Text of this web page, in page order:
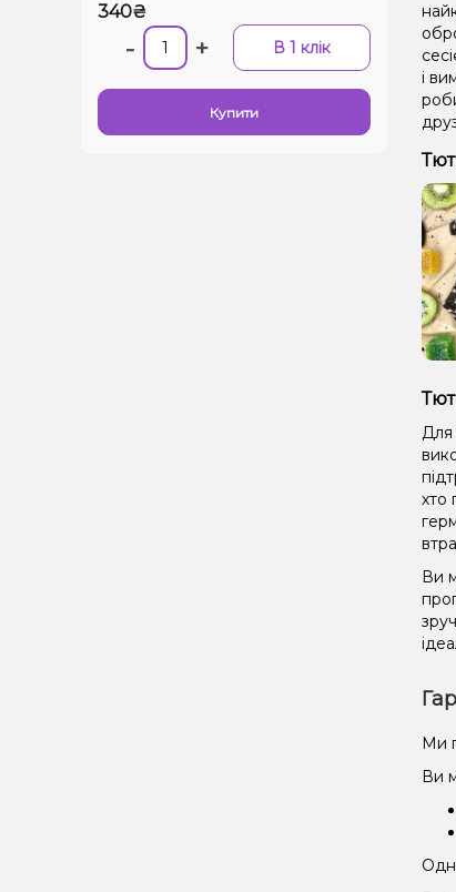
340₴
- + В 1 клік
Купити
і
Для
хто
Ви
Ми
Ви